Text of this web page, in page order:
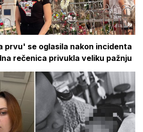
prvu' se oglasila nakon incidenta
rečenica privukla veliku pažnju